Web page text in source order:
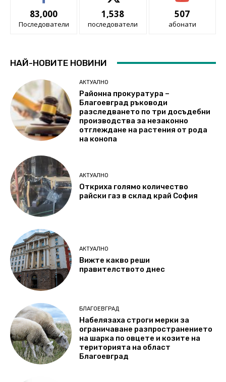
83,000
Последователи
1,538
последователи
507
абонати
НАЙ-НОВИТЕ НОВИНИ
АКТУАЛНО
Районна прокуратура –
Благоевград ръководи
разследването по три досъдебни
производства за незаконно
отглеждане на растения от рода
на конопа
АКТУАЛНО
Откриха голямо количество
райски газ в склад край София
АКТУАЛНО
Вижте какво реши
правителството днес
БЛАГОЕВГРАД
Набелязаха строги мерки за
ограничаване разпространението
на шарка по овцете и козите на
територията на област
Благоевград